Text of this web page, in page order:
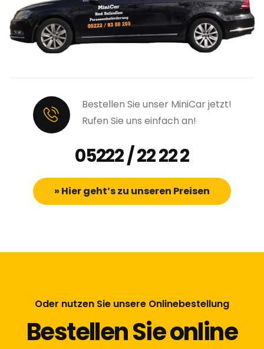
Bestellen Sie unser MiniCar jetzt!
Rufen Sie uns einfach an!
05222 / 22 22 2
» Hier geht’s zu unseren Preisen
Oder nutzen Sie unsere Onlinebestellung
Bestellen Sie online